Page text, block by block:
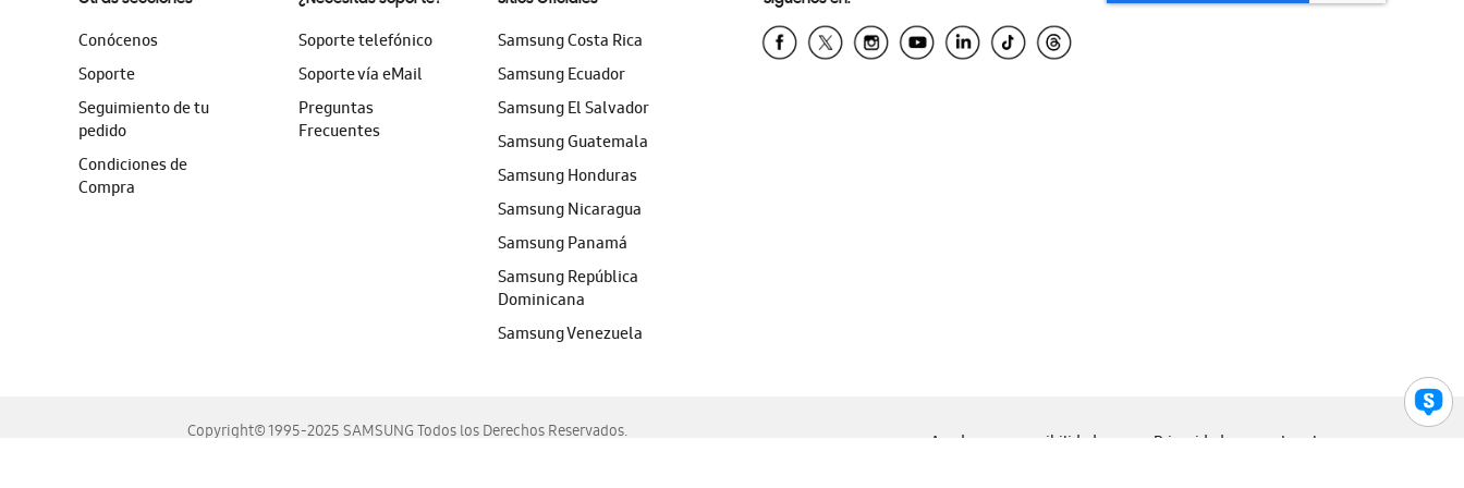
Conócenos
Soporte
Seguimiento de tu
pedido
Condiciones de
Compra
Soporte telefónico
Soporte vía eMail
Preguntas
Frecuentes
Samsung Costa Rica
Samsung Ecuador
Samsung El Salvador
Samsung Guatemala
Samsung Honduras
Samsung Nicaragua
Samsung Panamá
Samsung República
Dominicana
Samsung Venezuela
Copyright© 1995-2025 SAMSUNG Todos los Derechos Reservados.
Ayuda para accesibilidad Privacidad Legal